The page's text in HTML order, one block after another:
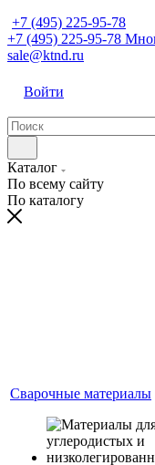
+7 (495) 225-95-78
+7 (495) 225-95-78
sale@ktnd.ru
Войти
Каталог
По всему сайту
По каталогу
Сварочные материалы